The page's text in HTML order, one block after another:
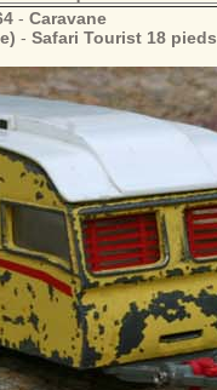
- Caravane
- Safari Tourist 18 pieds